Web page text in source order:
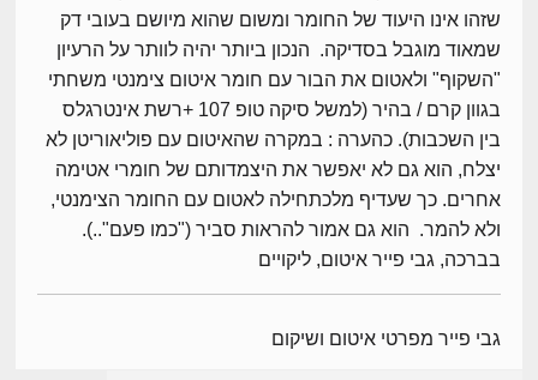
שזהו אינו היעוד של החומר ומשום שהוא מיושם בעובי דק
שמאוד מוגבל בסדיקה. הנכון ביותר יהיה לוותר על הרעיון
"השקוף" ולאטום את הבור עם חומר איטום צימנטי משחתי
בגוון קרם / בהיר (למשל סיקה טופ 107 +רשת אינטרגלס
בין השכבות). כהערה : במקרה שהאיטום עם פוליאוריטן לא
יצלח, הוא גם לא יאפשר את היצמדותם של חומרי אטימה
אחרים. כך שעדיף מלכתחילה לאטום עם החומר הצימנטי,
ולא להמר. הוא גם אמור להראות סביר ("כמו פעם"..).
בברכה, גבי פייר איטום, ליקויים
גבי פייר מפרטי איטום ושיקום